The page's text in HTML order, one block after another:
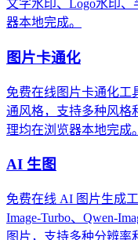
文字水印、Logo水印
器本地完成。
图片卡通化
免费在线图片卡通化工
通风格，支持多种风格
理均在浏览器本地完成。
AI 生图
免费在线 AI 图片生成
Image-Turbo、Qwen-
图片，支持多种分辨率